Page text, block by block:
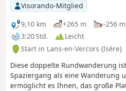
Visorando-Mitglied
9,10 km
+265 m
-256 m
3:20 Std.
Leicht
Start in Lans-en-Vercors (Isère)
Diese doppelte Rundwanderung
Spaziergang als eine Wanderung
ermöglicht es Ihnen, das große